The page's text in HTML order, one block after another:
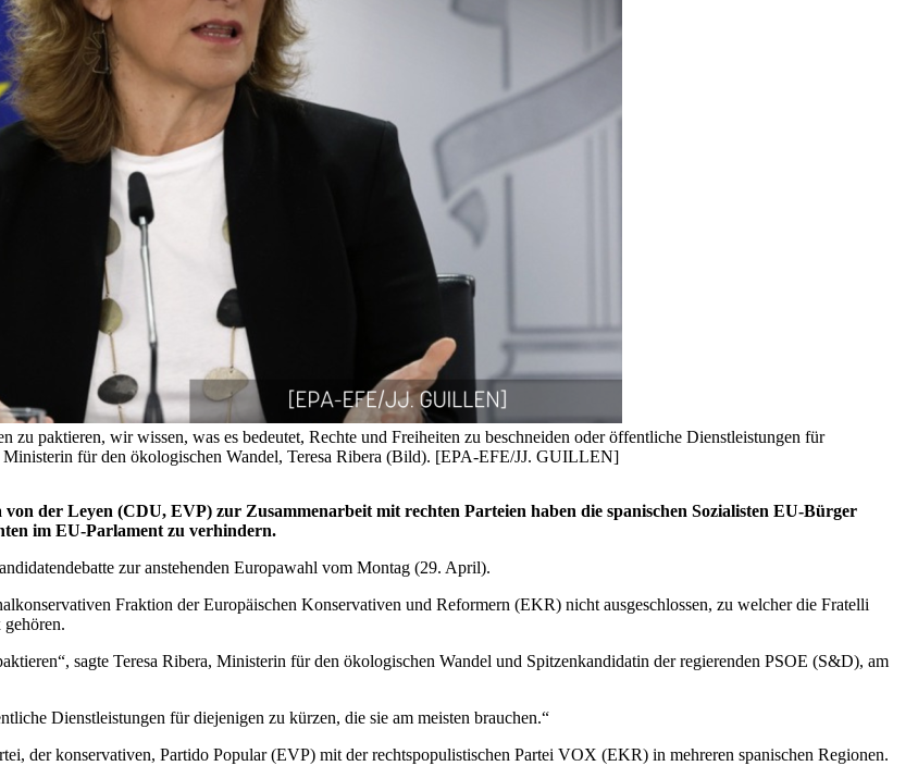
zu paktieren, wir wissen, was es bedeutet, Rechte und Freiheiten zu beschneiden oder öffentliche Dienstleistungen für
Ministerin für den ökologischen Wandel, Teresa Ribera (Bild). [EPA-EFE/JJ. GUILLEN]
der Leyen (CDU, EVP) zur Zusammenarbeit mit rechten Parteien haben die spanischen Sozialisten EU-Bürger
im EU-Parlament zu verhindern.
zur anstehenden Europawahl vom Montag (29. April).
Fraktion der Europäischen Konservativen und Reformern (EKR) nicht ausgeschlossen, zu welcher die Fratelli
sagte Teresa Ribera, Ministerin für den ökologischen Wandel und Spitzenkandidatin der regierenden PSOE (S&D), am
Dienstleistungen für diejenigen zu kürzen, die sie am meisten brauchen.“
der konservativen, Partido Popular (EVP) mit der rechtspopulistischen Partei VOX (EKR) in mehreren spanischen Regionen.